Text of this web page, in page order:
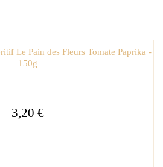
Le Pain des Fleurs Tomate Paprika -
150g
3,20 €